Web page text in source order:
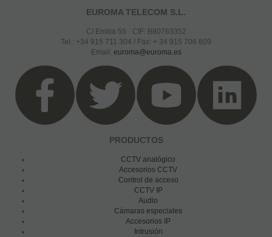
EUROMA TELECOM S.L.
C/ Emilia 55 · CIF: B80763352
Tel.: +34 915 711 304 / Fax: + 34 915 706 809
Email: euroma@euroma.es
PRODUCTOS
CCTV analógico
Accesorios CCTV
Control de acceso
CCTV IP
Audio
Cámaras especiales
Accesorios IP
Intrusión